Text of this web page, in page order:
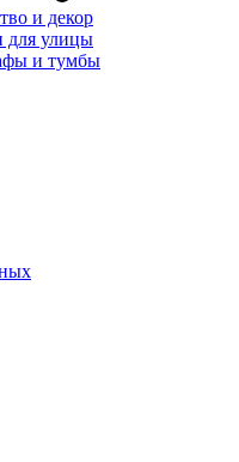
и декор
для улицы
и тумбы